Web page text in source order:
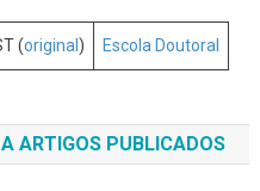
(original ) Escola Doutoral
ARTIGOS PUBLICADOS